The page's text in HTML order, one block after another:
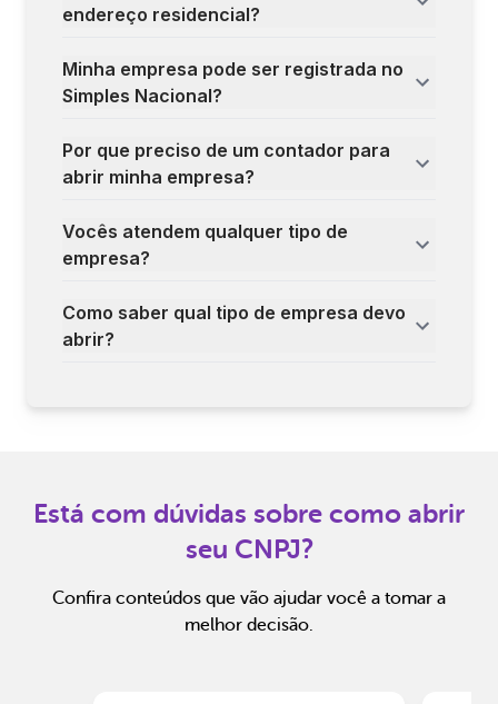
endereço residencial?
Minha empresa pode ser registrada no
Simples Nacional?
Por que preciso de um contador para
abrir minha empresa?
Vocês atendem qualquer tipo de
empresa?
Como saber qual tipo de empresa devo
abrir?
Está com dúvidas sobre como abrir
seu CNPJ?
Confira conteúdos que vão ajudar você a tomar a
melhor decisão.